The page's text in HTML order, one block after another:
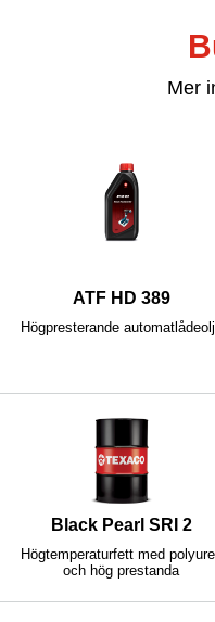
Mer
ATF HD 389
Högpresterande
Black Pearl SRI 2
Högtemperaturfett med
och hög prestanda